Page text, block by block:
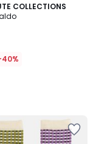
COLLECTIONS